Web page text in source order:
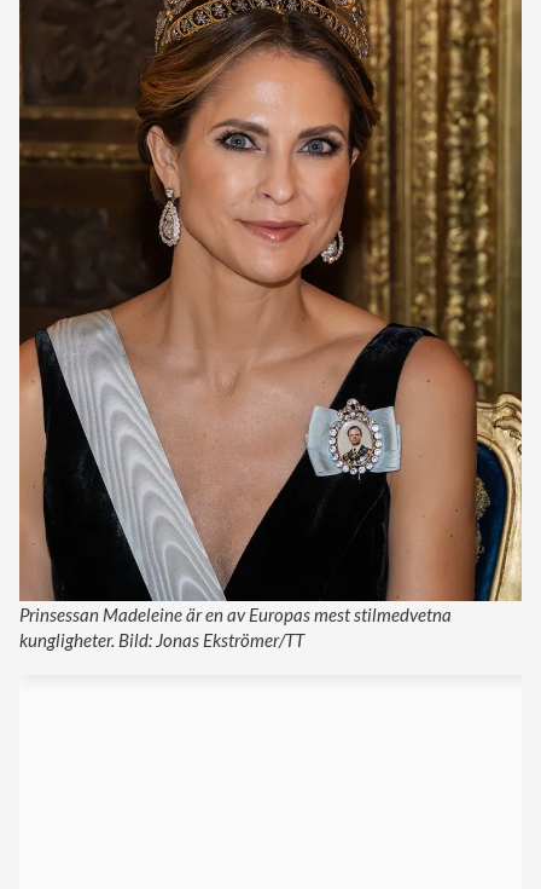
Prinsessan Madeleine är en av Europas mest stilmedvetna
kungligheter. Bild: Jonas Ekströmer/TT